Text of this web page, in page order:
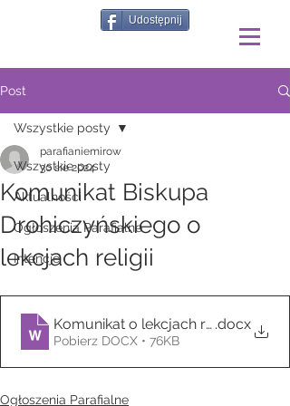
Udostępnij
Post
Wszystkie posty
Aktualności
Ogłoszenia Parafialne
Intencje
Wszystkie posty
Komunikat Biskupa
Drohiczyńskiego o
lekcjach religii
parafianiemirow
30 sie 2024
Komunikat o lekcjach religii.docx
Pobierz DOCX • 76KB
Ogłoszenia Parafialne